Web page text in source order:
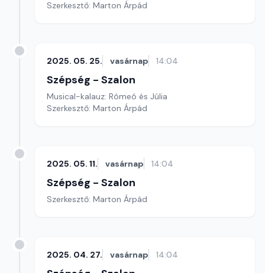
Szerkesztő: Marton Árpád
2025. 05. 25. vasárnap 14:04
Szépség - Szalon
Musical-kalauz: Rómeó és Júlia
Szerkesztő: Marton Árpád
2025. 05. 11. vasárnap 14:04
Szépség - Szalon
Szerkesztő: Marton Árpád
2025. 04. 27. vasárnap 14:04